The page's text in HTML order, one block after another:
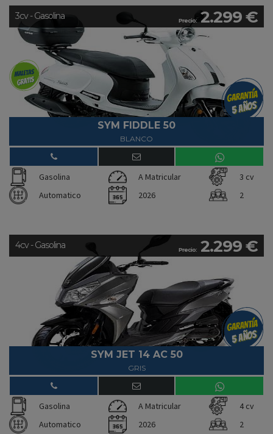
Precio: 2.299 €
3cv - Gasolina
SYM FIDDLE 50
BLANCO
Gasolina A Matricular
3 cv
Automatico
2026 2
Precio: 2.299 €
4cv - Gasolina
SYM JET 14 AC 50
GRIS
Gasolina A Matricular
4 cv
Automatico
2026 2